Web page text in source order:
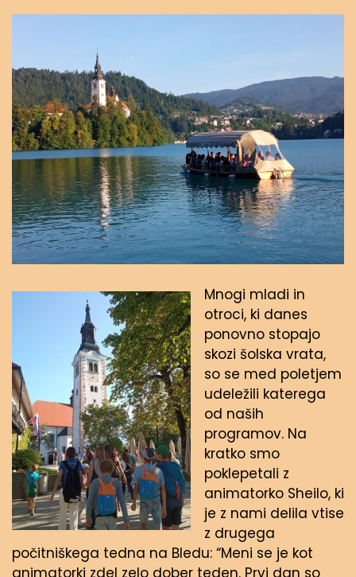
Mnogi mladi in
otroci, ki danes
ponovno stopajo
skozi šolska vrata,
so se med poletjem
udeležili katerega
od naših
programov. Na
kratko smo
poklepetali z
animatorko Sheilo, ki
je z nami delila vtise
z drugega
počitniškega tedna na Bledu: “Meni se je kot
animatorki zdel zelo dober teden. Prvi dan so